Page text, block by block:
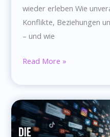
wieder erleben Wie
Konflikte, Beziehungen
– und wie
Warum
dieselbe
emotionale
Wunde
immer
Read More »